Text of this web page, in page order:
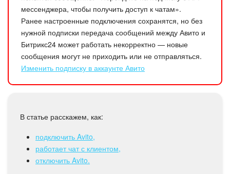
Сайты
Интернет-магазин
Складской учет
CRM
Онлайн-запись
мессенджера, чтобы получить доступ к чатам».
Ранее настроенные подключения сохранятся, но без
нужной подписки передача сообщений между Авито и
Битрикс24 может работать некорректно — новые
сообщения могут не приходить или не отправляться.
Изменить подписку в аккаунте Авито
В статье расскажем, как:
подключить Avito,
работает чат с клиентом,
отключить Avito.